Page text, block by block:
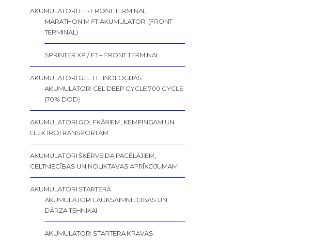
AKUMULATORI FT - FRONT TERMINAL
MARATHON M FT AKUMULATORI (FRONT
TERMINAL)
SPRINTER XP / FT – FRONT TERMINAL
AKUMULATORI GEL TEHNOLOĢIJAS
AKUMULATORI GEL DEEP CYCLE 700 CYCLE
(70% DOD)
AKUMULATORI GOLFKĀRIEM, KEMPINGAM UN
ELEKTROTRANSPORTAM
AKUMULATORI ŠĶĒRVEIDA PACĒLĀJIEM,
CELTNIECĪBAS UN NOLIKTAVAS APRĪKOJUMAM
AKUMULATORI STARTERA
AKUMULATORI LAUKSAIMNIECĪBAS UN
DĀRZA TEHNIKAI
AKUMULATORI STARTERA KRAVAS